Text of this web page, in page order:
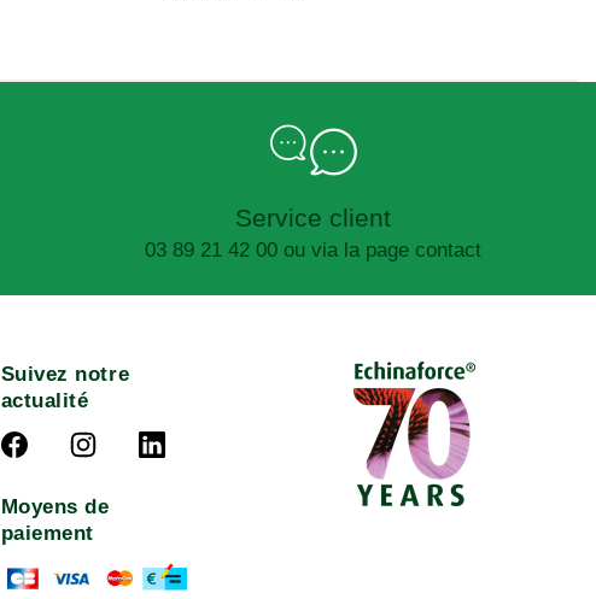
Service client
03 89 21 42 00 ou via la page contact
Suivez notre
actualité
Moyens de
paiement